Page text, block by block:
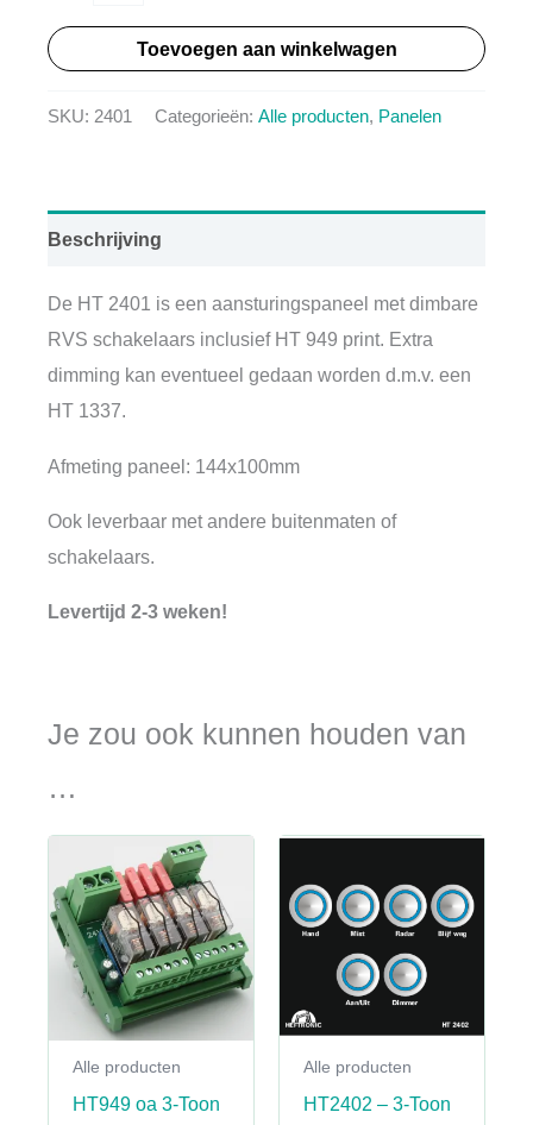
3-
paneel
aantal
Toevoegen aan winkelwagen
SKU: 2401 Categorieën: Alle producten, Panelen
Beschrijving
De HT 2401 is een aansturingspaneel met dimbare
RVS schakelaars inclusief HT 949 print. Extra
dimming kan eventueel gedaan worden d.m.v. een
HT 1337.
Afmeting paneel: 144x100mm
Ook leverbaar met andere buitenmaten of
schakelaars.
Levertijd 2-3 weken!
Je zou ook kunnen houden van
…
Alle producten
HT949 oa 3-Toon
Alle producten
HT2402 – 3-Toon